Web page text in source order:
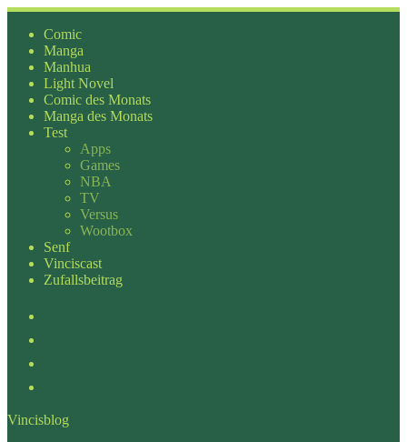
Zum
Inhalt
springen
Comic
Manga
Manhua
Light Novel
Comic des Monats
Manga des Monats
Test
Apps
Games
NBA
TV
Versus
Wootbox
Senf
Vinciscast
Zufallsbeitrag
Vincisblog